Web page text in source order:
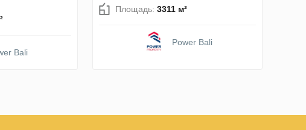
Bali
Площадь: 3311 м²
Power Bali